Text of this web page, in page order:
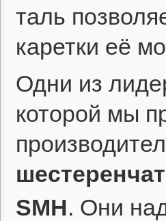
таль
каретки её
Одни из
которой мы
SMH. Они